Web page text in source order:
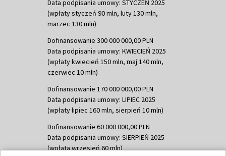
Data podpisania umowy: STYCZEŃ 2025
(wpłaty styczeń 90 mln, luty 130 mln,
marzec 130 mln)
Dofinansowanie 300 000 000,00 PLN
Data podpisania umowy: KWIECIEŃ 2025
(wpłaty kwiecień 150 mln, maj 140 mln,
czerwiec 10 mln)
Dofinansowanie 170 000 000,00 PLN
Data podpisania umowy: LIPIEC 2025
(wpłaty lipiec 160 mln, sierpień 10 mln)
Dofinansowanie 60 000 000,00 PLN
Data podpisania umowy: SIERPIEŃ 2025
(wpłata wrzesień 60 mln)